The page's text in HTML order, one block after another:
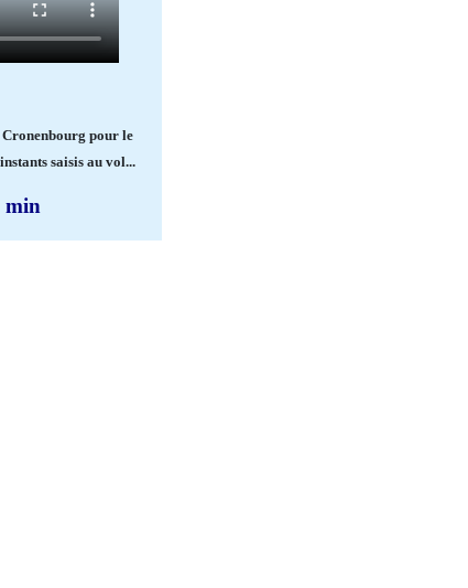
Cronenbourg pour le
saisis au vol...
min